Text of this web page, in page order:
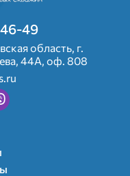
49
область, г.
44А, оф. 808